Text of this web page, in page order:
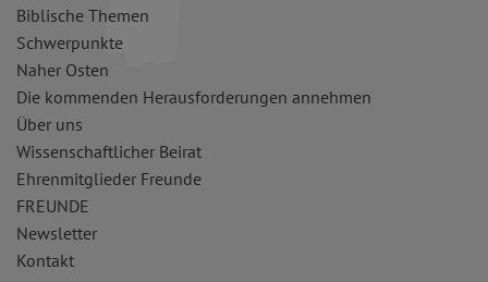
Biblische Themen
Schwerpunkte
Naher Osten
Die kommenden Herausforderungen annehmen
Über uns
Wissenschaftlicher Beirat
Ehrenmitglieder Freunde
FREUNDE
Newsletter
Kontakt